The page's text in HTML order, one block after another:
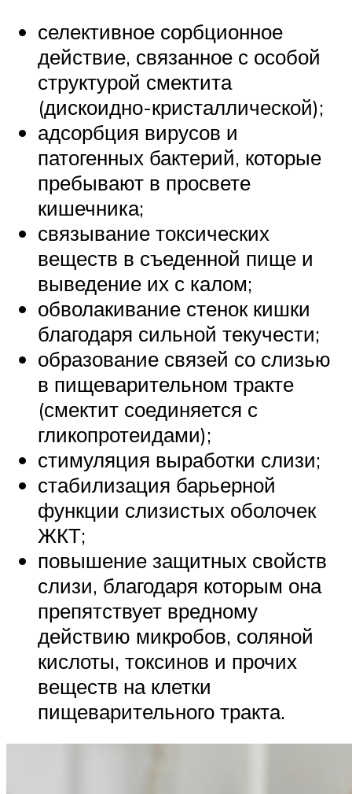
селективное сорбционное
действие, связанное с особой
структурой смектита
(дискоидно-кристаллической);
адсорбция вирусов и
патогенных бактерий, которые
пребывают в просвете
кишечника;
связывание токсических
веществ в съеденной пище и
выведение их с калом;
обволакивание стенок кишки
благодаря сильной текучести;
образование связей со слизью
в пищеварительном тракте
(смектит соединяется с
гликопротеидами);
стимуляция выработки слизи;
стабилизация барьерной
функции слизистых оболочек
ЖКТ;
повышение защитных свойств
слизи, благодаря которым она
препятствует вредному
действию микробов, соляной
кислоты, токсинов и прочих
веществ на клетки
пищеварительного тракта.